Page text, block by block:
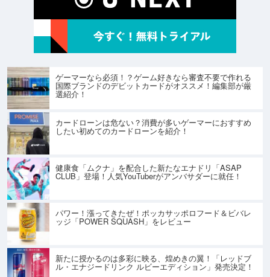
ゲーマーなら必須！？ゲーム好きなら審査不要で作れる
国際ブランドのデビットカードがオススメ！編集部が厳
選紹介！
カードローンは危ない？消費が多いゲーマーにおすすめ
したい初めてのカードローンを紹介！
健康食「ムクナ」を配合した新たなエナドリ「ASAP
CLUB」登場！人気YouTuberがアンバサダーに就任！
パワー！漲ってきたぜ！ポッカサッポロフード＆ビバレ
ッジ「POWER SQUASH」をレビュー
新たに授かるのは多彩に映る、煌めきの翼！「レッドブ
ル・エナジードリンク ルビーエディション」発売決定！